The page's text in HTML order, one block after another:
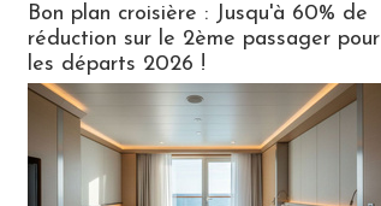
Bon plan croisière : Jusqu'à 60% de
réduction sur le 2ème passager pour
les départs 2026 !